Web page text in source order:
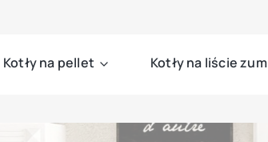
Kotły na pellet Kotły na liście zum